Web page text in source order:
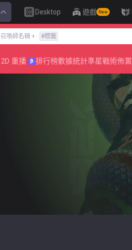
Desktop 遊戲 New
召喚師名稱 + #標籤
2D 重播 β 排行榜數據統計準星戰術佈置